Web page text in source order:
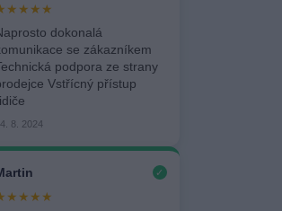
dokonalá
se zákazníkem
podpora ze strany
Vstřícný přístup
8. 2024
✓